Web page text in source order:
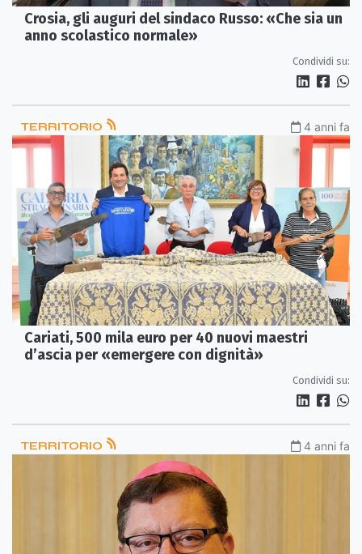
Crosia, gli auguri del sindaco Russo: «Che sia un
anno scolastico normale»
Condividi su:
TERRITORIO 4 anni fa
Cariati, 500 mila euro per 40 nuovi maestri
d’ascia per «emergere con dignità»
Condividi su:
TERRITORIO 4 anni fa